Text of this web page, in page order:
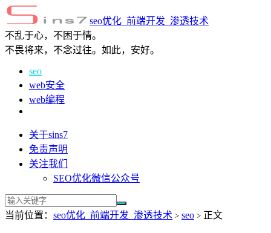
seo优化_前端开发_渗透技术
不乱于心，不困于情。
不畏将来，不念过往。如此，安好。
seo
web安全
web编程
关于sins7
免责声明
关注我们
SEO优化微信公众号
当前位置： seo优化_前端开发_渗透技术 > seo > 正文